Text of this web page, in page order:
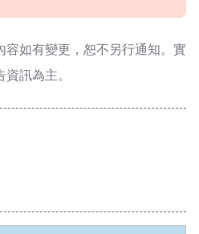
容如有變更，恕不另行通知。實
訊為主。